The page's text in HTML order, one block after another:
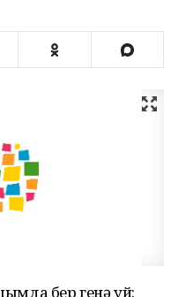
бер генә уй: